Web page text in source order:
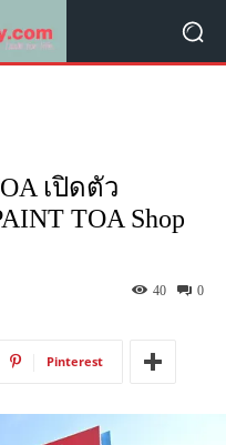
เปิดตัว
TOA Shop
0
40
Pinterest